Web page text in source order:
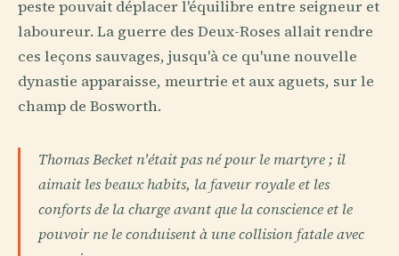
peste pouvait déplacer l'équilibre entre seigneur et
laboureur. La guerre des Deux-Roses allait rendre
ces leçons sauvages, jusqu'à ce qu'une nouvelle
dynastie apparaisse, meurtrie et aux aguets, sur le
champ de Bosworth.
Thomas Becket n'était pas né pour le martyre ; il
aimait les beaux habits, la faveur royale et les
conforts de la charge avant que la conscience et le
pouvoir ne le conduisent à une collision fatale avec